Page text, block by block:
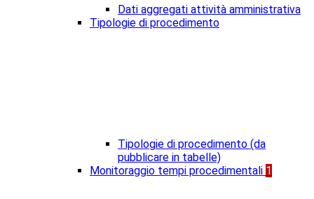
Dati aggregati attività amministrativa
Tipologie di procedimento
Tipologie di procedimento (da
pubblicare in tabelle)
Monitoraggio tempi procedimentali 1